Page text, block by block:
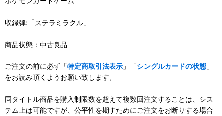
収録弾:「ステラミラクル」
商品状態：中古良品
ご注文の前に必ず「特定商取引法表示 」「シングルカードの状態 」
をお読み頂くようお願い致します。
同タイトル商品を購入制限数を超えて複数回注文することは、シス
テム上は可能ですが、公平性を期すためにご注文をお断りする場合